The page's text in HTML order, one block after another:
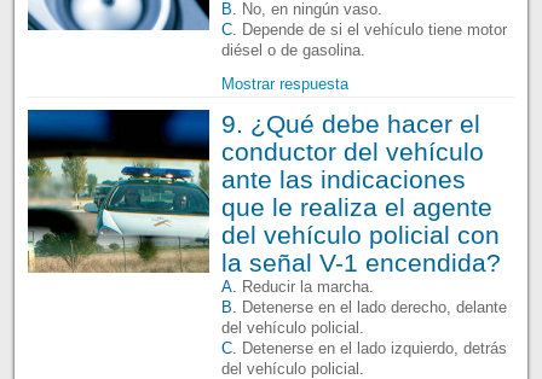
B.
No, en ningún vaso.
C.
Depende de si el vehículo tiene motor
diésel o de gasolina.
Mostrar respuesta
9. ¿Qué debe hacer el
conductor del vehículo
ante las indicaciones
que le realiza el agente
del vehículo policial con
la señal V-1 encendida?
A.
Reducir la marcha.
B.
Detenerse en el lado derecho, delante
del vehículo policial.
C.
Detenerse en el lado izquierdo, detrás
del vehículo policial.